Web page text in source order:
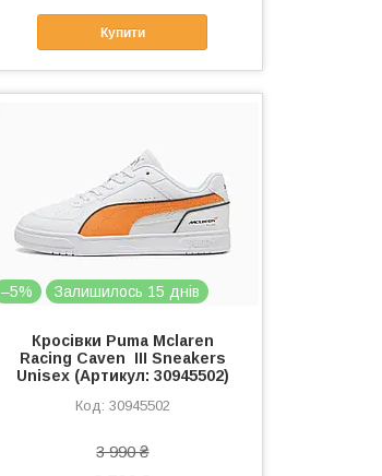
Купити
–5% Залишилось 15 днів
Кросівки Puma Mclaren
Racing Caven III Sneakers
Unisex (Артикул: 30945502)
30945502
3 990 ₴